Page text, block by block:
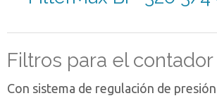
Filtros para el
Con sistema de regulación de